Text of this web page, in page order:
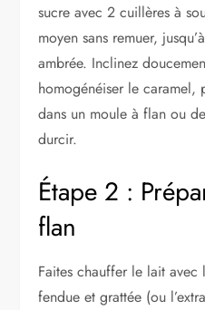
sucre avec 2 cuillères à
moyen sans remuer,
ambrée. Inclinez
homogénéiser le caramel,
dans un moule à flan ou
durcir.
Étape 2 :
flan
Faites chauffer le lait avec
fendue et grattée (ou